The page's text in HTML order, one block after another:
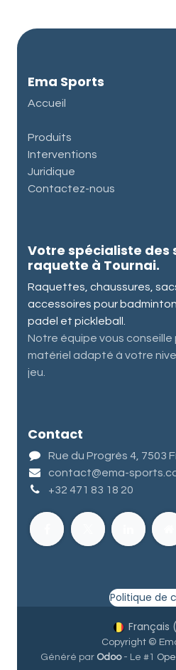
Ema Sports
Accueil
Produits
Interventions
Juridique
Contactez-nous
Votre spécialiste des
raquette à Tournai.
Raquettes, chaussures,
accessoires pour
padel et pickleball.
Notre équipe vous conseille
matériel adapté à votre
jeu.
Contact
Rue du Progrès 4, 7503
contact@ema-
+32 471 83 18 20
Politique de
Copyright ©
Français
Généré par Odoo - Le #1